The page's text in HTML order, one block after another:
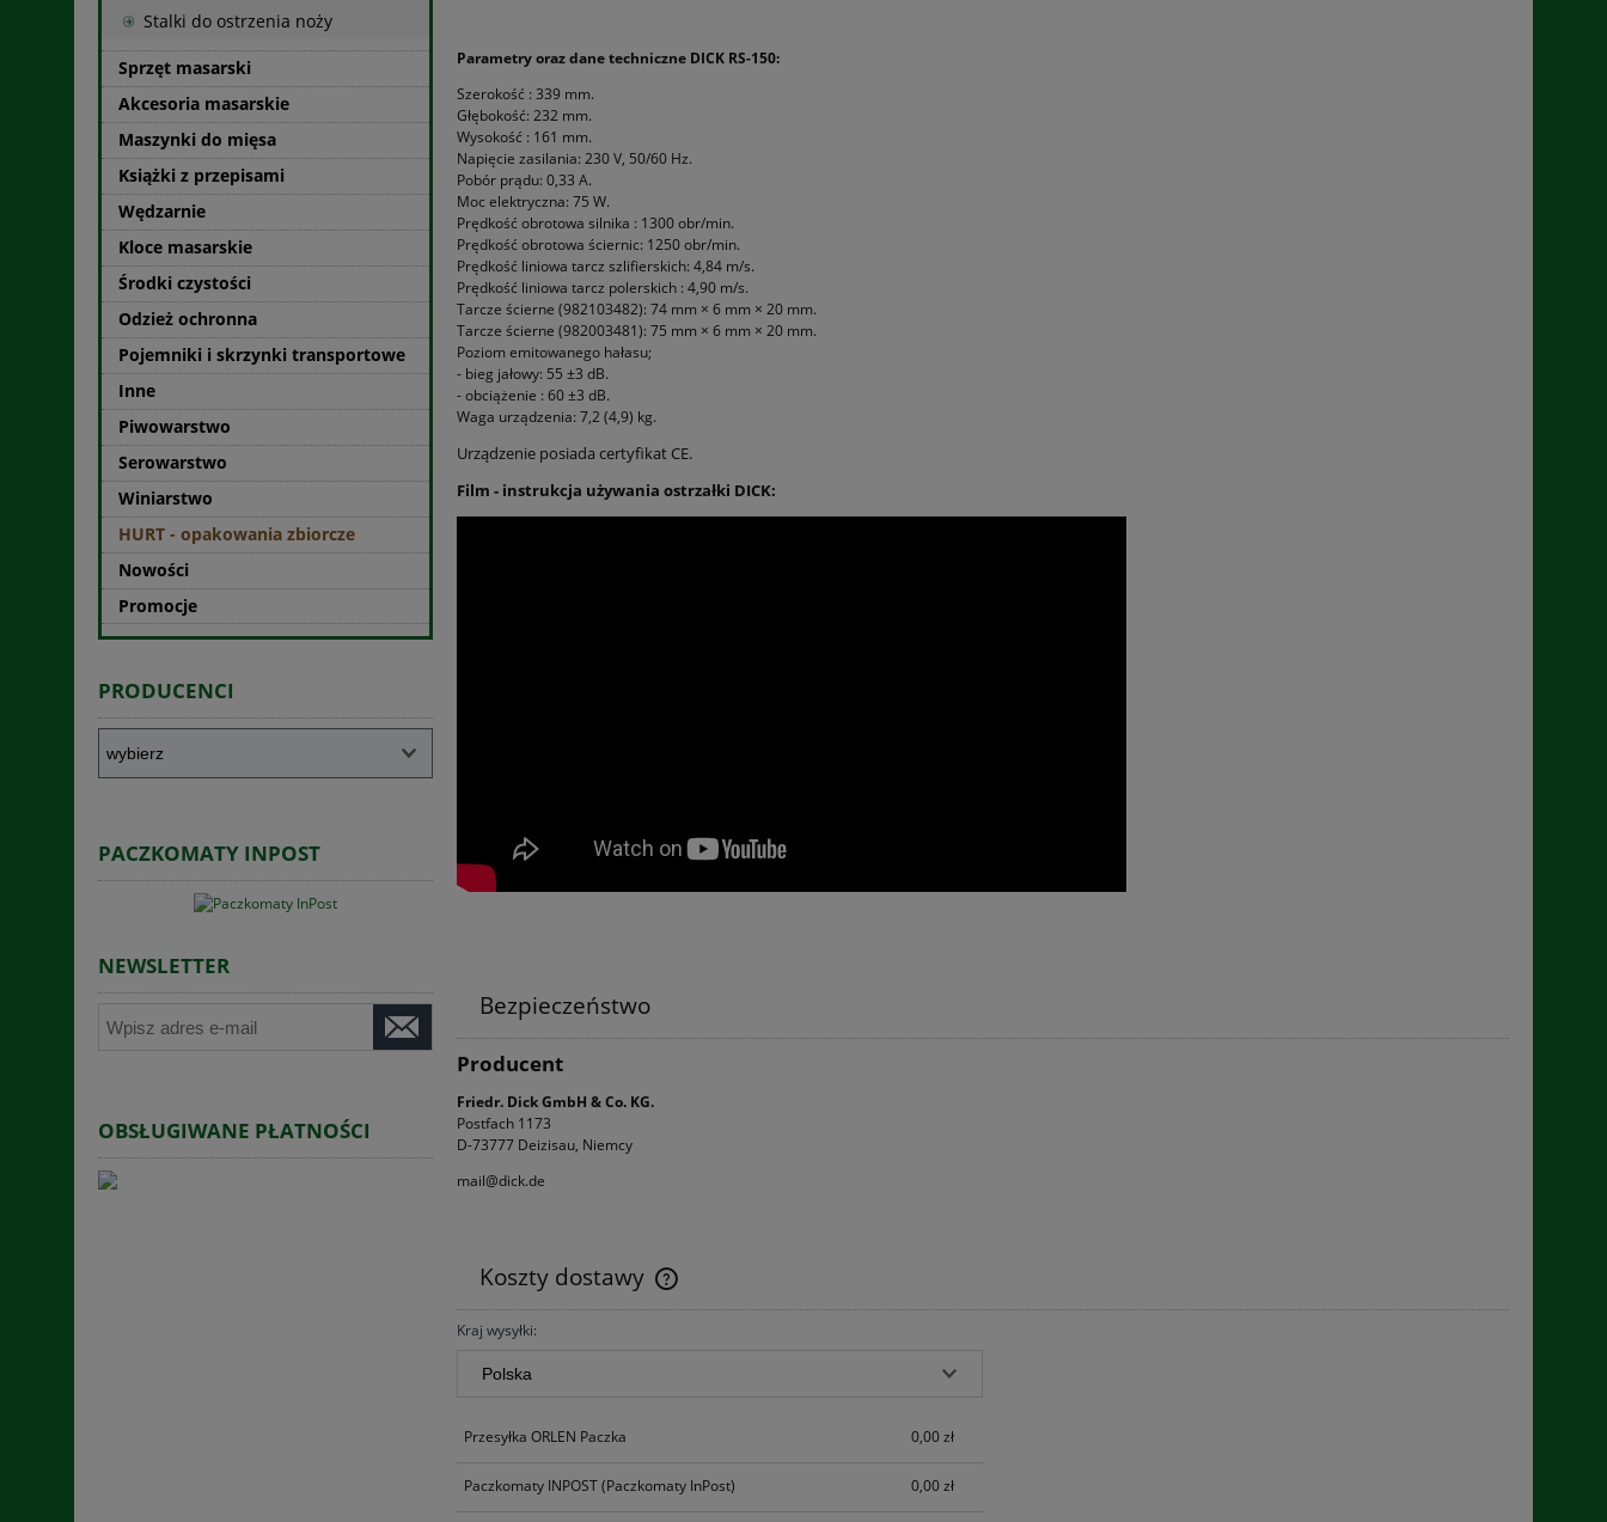
Stalki do ostrzenia noży
Sprzęt masarski
Akcesoria masarskie
Maszynki do mięsa
Książki z przepisami
Wędzarnie
Kloce masarskie
Środki czystości
Odzież ochronna
Pojemniki i skrzynki transportowe
Inne
Piwowarstwo
Serowarstwo
Winiarstwo
HURT - opakowania zbiorcze
Nowości
Promocje
PRODUCENCI
PACZKOMATY INPOST
NEWSLETTER
OBSŁUGIWANE PŁATNOŚCI
Parametry oraz dane techniczne DICK RS-150:
Szerokość : 339 mm.
Głębokość: 232 mm.
Wysokość : 161 mm.
Napięcie zasilania: 230 V, 50/60 Hz.
Pobór prądu: 0,33 A.
Moc elektryczna: 75 W.
Prędkość obrotowa silnika : 1300 obr/min.
Prędkość obrotowa ściernic: 1250 obr/min.
Prędkość liniowa tarcz szlifierskich: 4,84 m/s.
Prędkość liniowa tarcz polerskich : 4,90 m/s.
Tarcze ścierne (982103482): 74 mm × 6 mm × 20 mm.
Tarcze ścierne (982003481): 75 mm × 6 mm × 20 mm.
Poziom emitowanego hałasu;
- bieg jałowy: 55 ±3 dB.
- obciążenie : 60 ±3 dB.
Waga urządzenia: 7,2 (4,9) kg.
Urządzenie posiada certyfikat CE.
Film - instrukcja używania ostrzałki DICK:
Bezpieczeństwo
Producent
Friedr. Dick GmbH & Co. KG.
Postfach 1173
D-73777 Deizisau, Niemcy
mail@dick.de
Koszty dostawy
Kraj wysyłki:
Przesyłka ORLEN Paczka 0,00 zł
Paczkomaty INPOST(Paczkomaty InPost) 0,00 zł